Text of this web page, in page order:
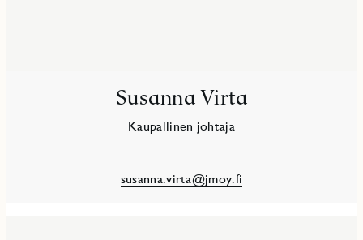
Susanna Virta
Kaupallinen johtaja
susanna.virta@jmoy.fi